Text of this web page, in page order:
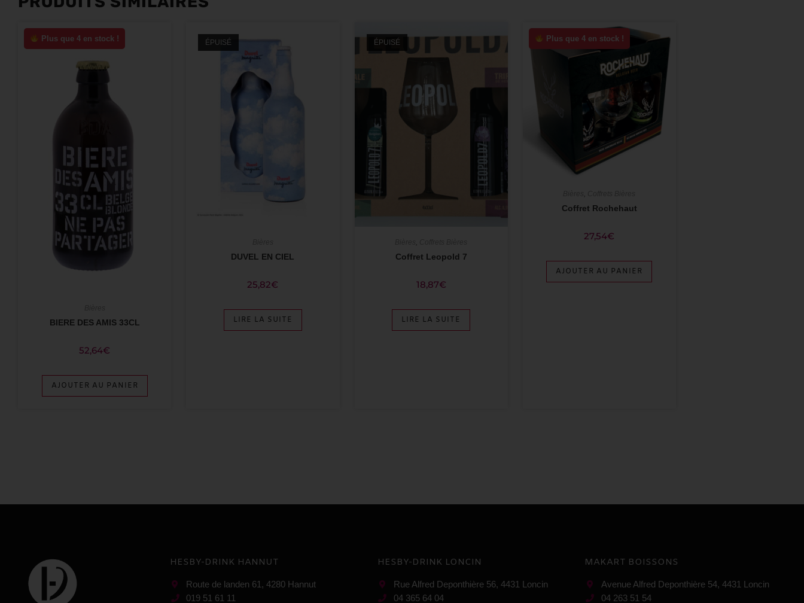
Plus que 4 en stock !
BIERE DES AMIS 33CL
52,64€
AJOUTER AU PANIER
ÉPUISÉ
DUVEL EN CIEL
25,82€
LIRE LA SUITE
ÉPUISÉ
Coffret Leopold 7
18,87€
LIRE LA SUITE
Plus que 4 en stock !
,
Coffret Rochehaut
27,54€
AJOUTER AU PANIER
HESBY-DRINK HANNUT
Route de landen 61, 4280 Hannut
019 51 61 11
HESBY-DRINK LONCIN
Rue Alfred Deponthière 56, 4431 Loncin
04 365 64 04
MAKART BOISSONS
Avenue Alfred Deponthière 54, 4431 Loncin
04 263 51 54